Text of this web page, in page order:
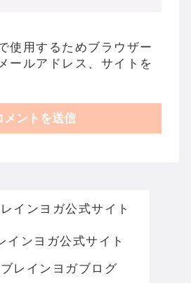
インヨガ公式サイト
使用するためブラウザー
ールアドレス、サイトを